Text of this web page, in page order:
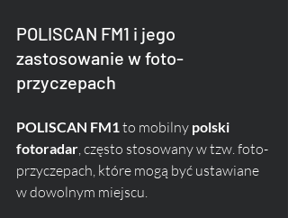
POLISCAN FM1 i jego
zastosowanie w foto-
przyczepach
POLISCAN FM1 to mobilny polski
fotoradar, często stosowany w tzw. foto-
przyczepach, które mogą być ustawiane
w dowolnym miejscu.